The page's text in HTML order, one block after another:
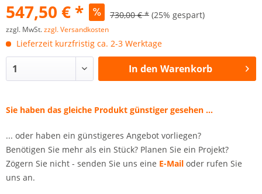
547,50 € * 730,00 € * (25% gespart)
zzgl. MwSt.zzgl. Versandkosten
Lieferzeit kurzfristig ca. 2-3 Werktage
In den Warenkorb
Sie haben das gleiche Produkt günstiger gesehen ...
... oder haben ein günstigeres Angebot vorliegen?
Benötigen Sie mehr als ein Stück? Planen Sie ein Projekt?
Zögern Sie nicht - senden Sie uns eine E-Mail oder rufen Sie
uns an.